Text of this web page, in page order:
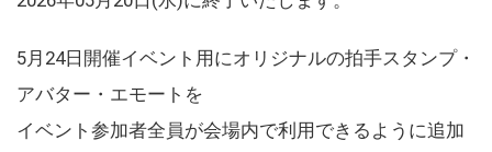
5月24日開催イベント用にオリジナルの拍手スタンプ・
アバター・エモートを
イベント参加者全員が会場内で利用できるように追加